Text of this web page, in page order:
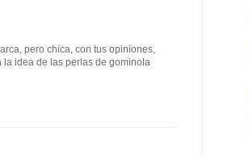
pero chica, con tus opiniones,
la idea de las perlas de gominola